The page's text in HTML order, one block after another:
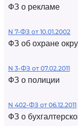
ФЗ о рекламе
N 7-ФЗ от 10.01.2002
ФЗ об охране
N 3-ФЗ от 07.02.2011
ФЗ о полиции
N 402-ФЗ от 06.12.2011
ФЗ о